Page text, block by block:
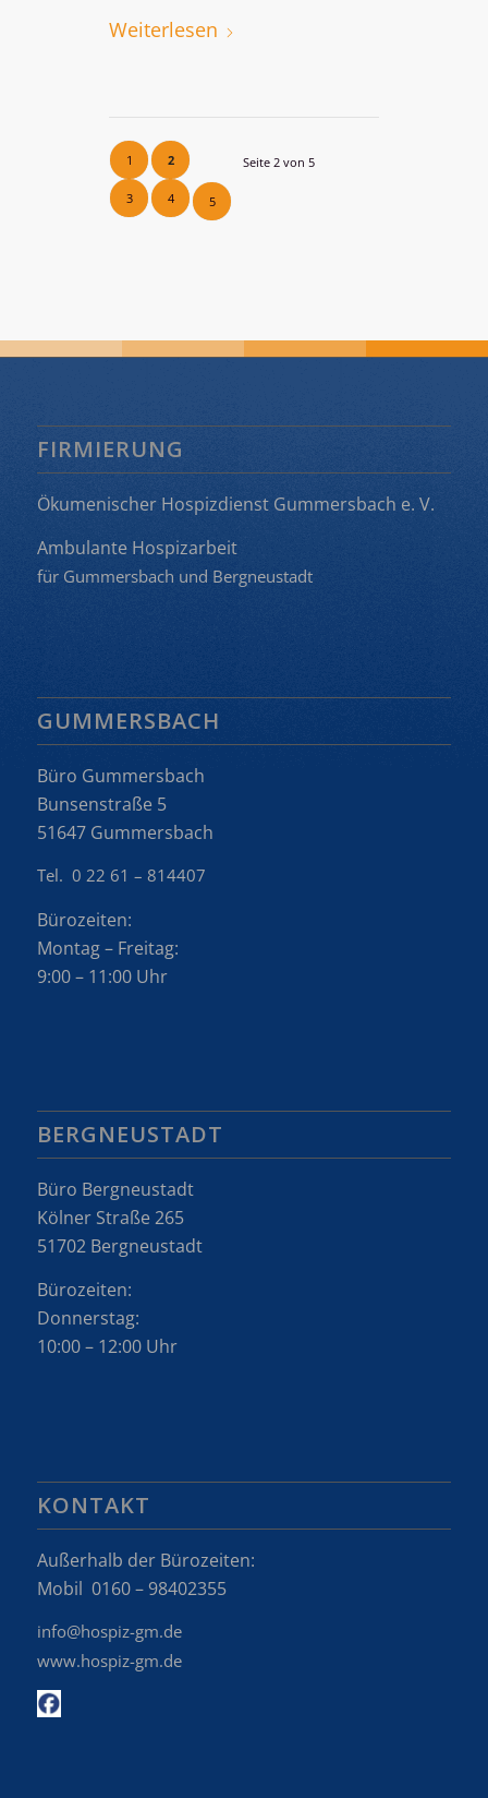
Weiterlesen
Seite 2 von 5
1 2
3 4 5
FIRMIERUNG
Ökumenischer Hospizdienst Gummersbach e. V.
Ambulante Hospizarbeit
für Gummersbach und Bergneustadt
GUMMERSBACH
Büro Gummersbach
Bunsenstraße 5
51647 Gummersbach
Tel. 0 22 61 – 814407
Bürozeiten:
Montag – Freitag:
9:00 – 11:00 Uhr
BERGNEUSTADT
Büro Bergneustadt
Kölner Straße 265
51702 Bergneustadt
Bürozeiten:
Donnerstag:
10:00 – 12:00 Uhr
KONTAKT
Außerhalb der Bürozeiten:
Mobil 0160 – 98402355
info@hospiz-gm.de
www.hospiz-gm.de